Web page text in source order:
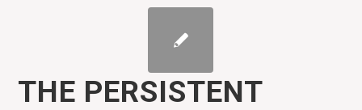
THE PERSISTENT